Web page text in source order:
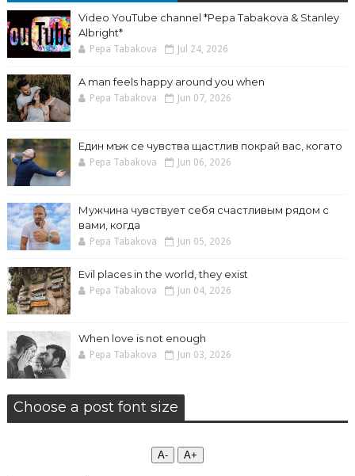
Video YouTube channel *Pepa Tabakova & Stanley
Albright*
Pepa Tabakova Jul 24, 2026
A man feels happy around you when
Pepa Tabakova Jun 07, 2026
Един мъж се чувства щастлив покрай вас, когато
Pepa Tabakova Jun 06, 2026
Мужчина чувствует себя счастливым рядом с
вами, когда
Pepa Tabakova Jun 05, 2026
Evil places in the world, they exist
Pepa Tabakova Jun 04, 2026
When love is not enough
Pepa Tabakova Jun 03, 2026
Choose a post font size
А- А+